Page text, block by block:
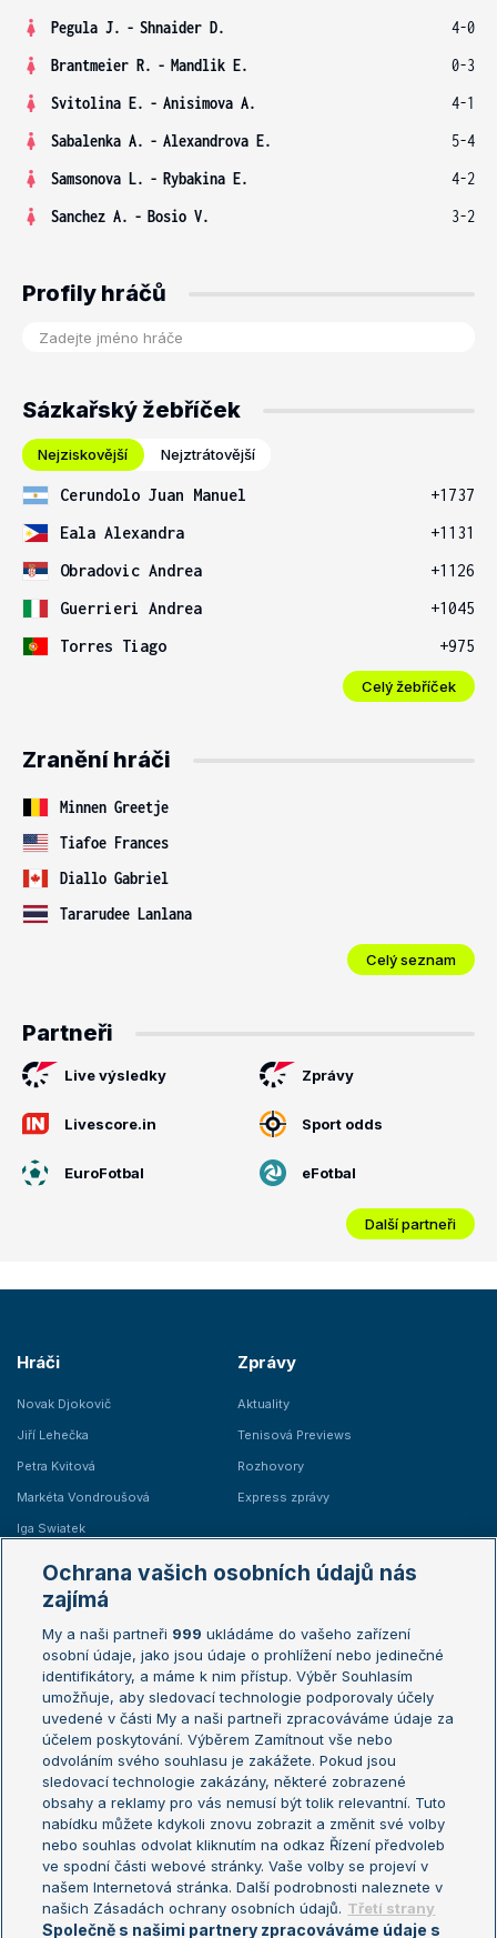
Pegula J. - Shnaider D.
4-0
Brantmeier R. - Mandlik E.
0-3
Svitolina E. - Anisimova A.
4-1
Sabalenka A. - Alexandrova E.
5-4
Samsonova L. - Rybakina E.
4-2
Sanchez A. - Bosio V. 3-2
Profily hráčů
Sázkařský žebříček
Nejziskovější Nejztrátovější
Cerundolo Juan Manuel
+1737
Eala Alexandra
+1131
Obradovic Andrea
+1126
Guerrieri Andrea
+1045
Torres Tiago
+975
Celý žebříček
Zranění hráči
Minnen Greetje
Tiafoe Frances
Diallo Gabriel
Tararudee Lanlana
Celý seznam
Partneři
Live výsledky Zprávy
Livescore.in Sport odds
EuroFotbal eFotbal
Další partneři
Hráči
Novak Djokovič
Jiří Lehečka
Petra Kvitová
Markéta Vondroušová
Iga Swiatek
Zprávy
Aktuality
Tenisová Previews
Rozhovory
Express zprávy
Žebříčky
Žebříček ATP (muži)
Žebříček WTA (ženy)
Sázkařský žebříček
Australian Open
French Open
Wimbledon
US Open
Turnaj mistrů
Turnaj mistryň
Aktualní trendy
Fotbalové přestupy
Livesport Daily
LS Prague Open
Ochrana vašich osobních údajů nás
zajímá
My a naši partneři 999 ukládáme do vašeho zařízení
osobní údaje, jako jsou údaje o prohlížení nebo jedinečné
identifikátory, a máme k nim přístup. Výběr Souhlasím
umožňuje, aby sledovací technologie podporovaly účely
uvedené v části My a naši partneři zpracováváme údaje za
účelem poskytování. Výběrem Zamítnout vše nebo
odvoláním svého souhlasu je zakážete. Pokud jsou
sledovací technologie zakázány, některé zobrazené
obsahy a reklamy pro vás nemusí být tolik relevantní. Tuto
nabídku můžete kdykoli znovu zobrazit a změnit své volby
nebo souhlas odvolat kliknutím na odkaz Řízení předvoleb
ve spodní části webové stránky. Vaše volby se projeví v
našem Internetová stránka. Další podrobnosti naleznete v
našich Zásadách ochrany osobních údajů. Třetí strany
Společně s našimi partnery zpracováváme údaje s